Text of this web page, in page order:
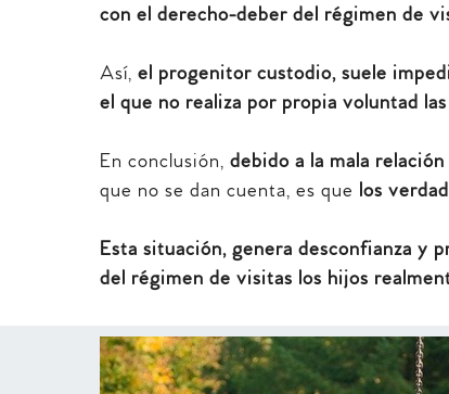
con el derecho-deber del régimen de
Así, el progenitor custodio, suele
el que no realiza por propia voluntad
En conclusión, debido a la mala
que no se dan cuenta, es que los
Esta situación, genera desconfianza y
del régimen de visitas los hijos